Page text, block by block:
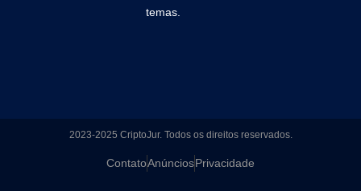
temas.
2023-2025 CriptoJur. Todos os direitos reservados.
ContatoAnúnciosPrivacidade